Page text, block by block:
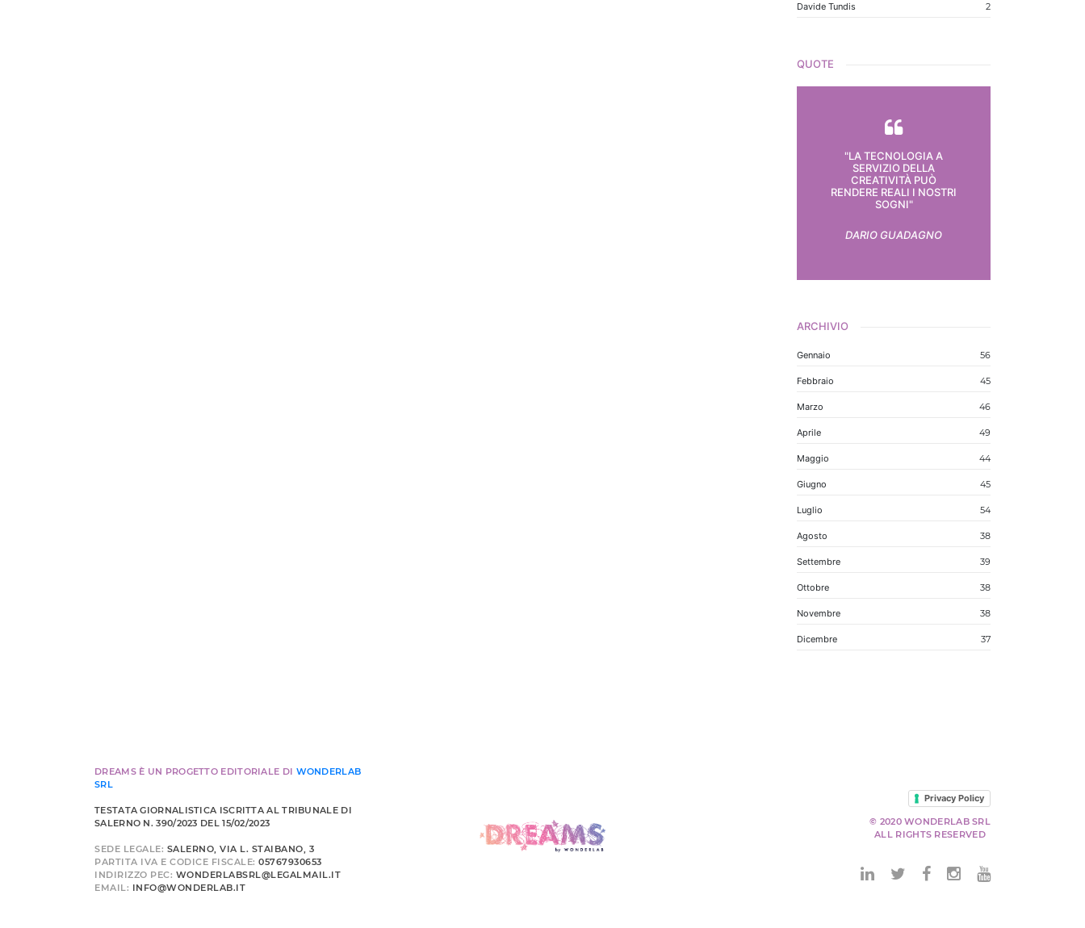
Davide Tundis 2
QUOTE
"LA TECNOLOGIA A
SERVIZIO DELLA
CREATIVITÀ PUÒ
RENDERE REALI I NOSTRI
SOGNI"
DARIO GUADAGNO
ARCHIVIO
Gennaio 56
Febbraio 45
Marzo 46
Aprile 49
Maggio 44
Giugno 45
Luglio 54
Agosto 38
Settembre 39
Ottobre 38
Novembre 38
Dicembre 37
DREAMS È UN PROGETTO EDITORIALE DI WONDERLAB
SRL
TESTATA GIORNALISTICA ISCRITTA AL TRIBUNALE DI
SALERNO N. 390/2023 DEL 15/02/2023
SEDE LEGALE: SALERNO, VIA L. STAIBANO, 3
PARTITA IVA E CODICE FISCALE: 05767930653
INDIRIZZO PEC: WONDERLABSRL@LEGALMAIL.IT
EMAIL: INFO@WONDERLAB.IT
Privacy Policy
© 2020 WONDERLAB SRL
ALL RIGHTS RESERVED